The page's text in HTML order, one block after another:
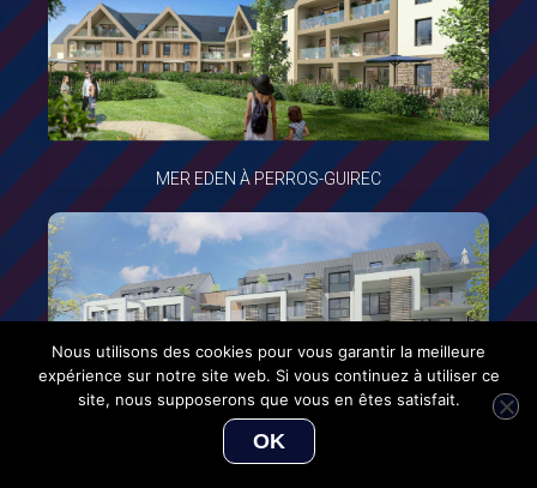
MER EDEN À PERROS-GUIREC
PERLA ROSA À LOUANNEC
Nous utilisons des cookies pour vous garantir la meilleure
expérience sur notre site web. Si vous continuez à utiliser ce
site, nous supposerons que vous en êtes satisfait.
OK